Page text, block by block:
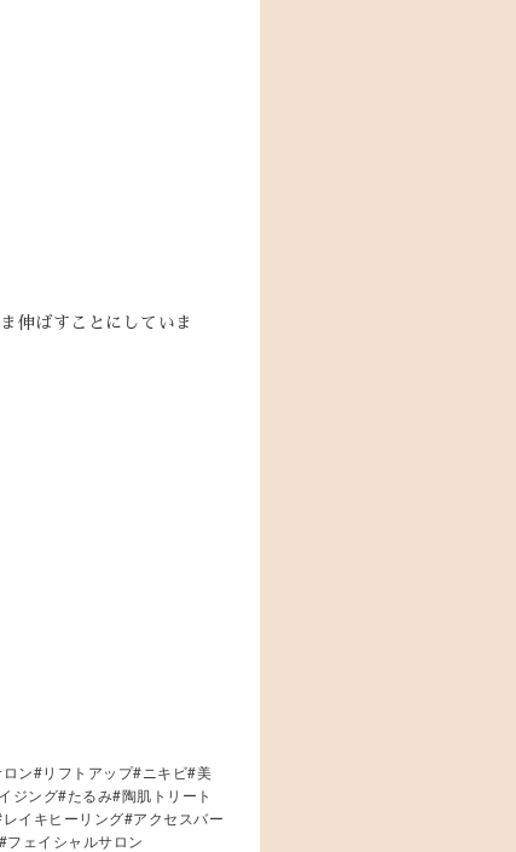
伸ばすことにしていま
ン#リフトアップ#ニキビ#美
ジング#たるみ#陶肌トリート
イキヒーリング#アクセスバー
ェイシャルサロン